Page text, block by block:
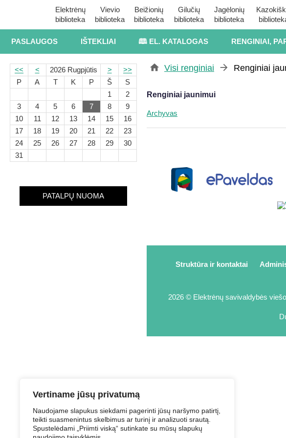
Vertiname jūsų privatumą
Naudojame slapukus siekdami pagerinti jūsų naršymo patirtį,
teikti suasmenintus skelbimus ar turinį ir analizuoti srautą.
Spustelėdami „Priimti viską“ sutinkate su mūsų slapukų
Elektrėnų
biblioteka
Vievio
biblioteka
Beižionių
biblioteka
Gilučių
biblioteka
Jagėlonių
biblioteka
PASLAUGOS IŠTEKLIAI 🕮 EL. KATALOGAS RENGINIAI,
<< < 2026 Rugpjūtis >
>>
P
A T K P Š
S
1
2
3
4 5 6 7 8
9
10
11 12 13 14 15
16
17
18 19 20 21 22
23
24
25 26 27 28 29
30
31
PATALPŲ NUOMA
Visi renginiai Renginiai
Renginiai jaunimui
Archyvas
Struktūra ir kontaktai
2026 © Elektrėnų savivaldybės